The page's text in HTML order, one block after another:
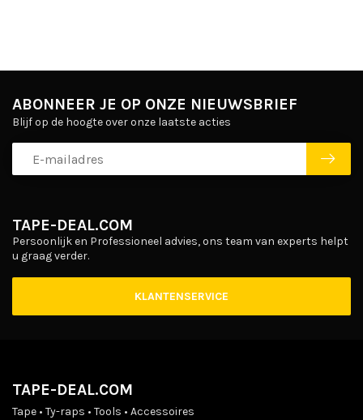
TAPE-DEAL.COM
Persoonlijk en Professioneel advies, ons team van experts helpt
u graag verder.
KLANTENSERVICE
ABONNEER JE OP ONZE NIEUWSBRIEF
Blijf op de hoogte over onze laatste acties
TAPE-DEAL.COM
Tape • Ty-raps • Tools • Accessoires